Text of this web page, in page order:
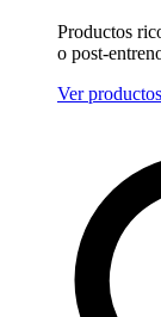
Productos
o post-
Ver productos